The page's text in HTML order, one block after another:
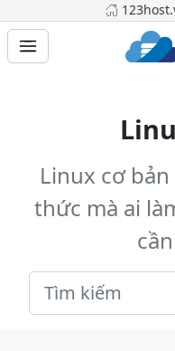
Linux cơ
thức mà ai